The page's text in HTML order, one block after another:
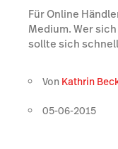
Für Online
Medium. Wer
sollte sich
Von Kathrin
05-06-2015